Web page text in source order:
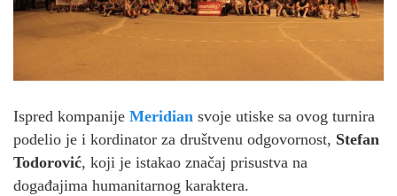
Ispred kompanije Meridian svoje utiske sa ovog turnira
podelio je i kordinator za društvenu odgovornost, Stefan
Todorović, koji je istakao značaj prisustva na
događajima humanitarnog karaktera.